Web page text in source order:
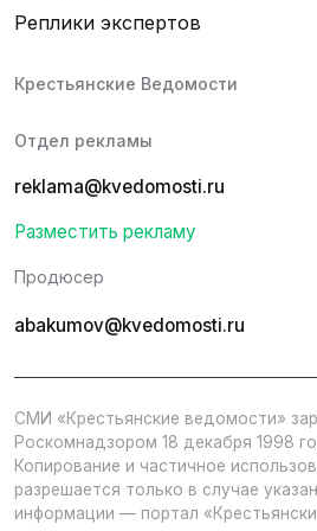
Реплики экспертов
Крестьянские Ведомости
Отдел рекламы
reklama@kvedomosti.ru
Разместить рекламу
Продюсер
abakumov@kvedomosti.ru
СМИ «Крестьянские ведомости»
Роскомнадзором 18 декабря 1998
Копирование и частичное
разрешается только в случае
информации — портал